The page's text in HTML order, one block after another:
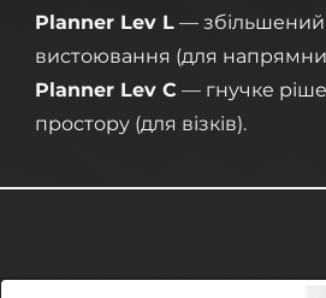
Planner Lev L — збільшений
вистоювання (для
Planner Lev C — гнучке
простору (для візків).